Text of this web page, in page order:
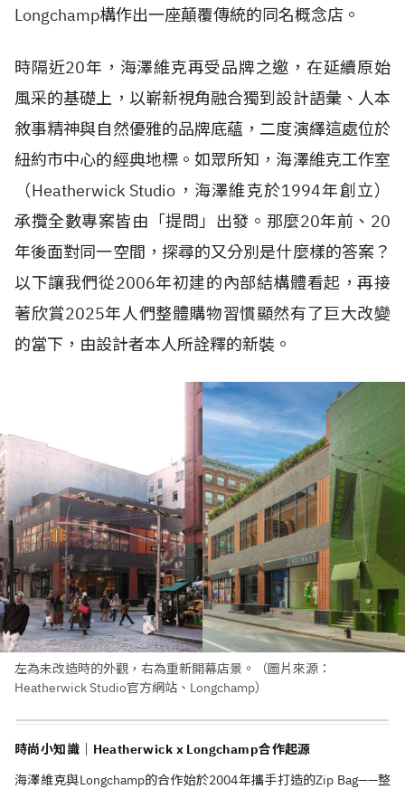
Longchamp構作出一座顛覆傳統的同名概念店。
時隔近20年，海澤維克再受品牌之邀，在延續原始
風采的基礎上，以嶄新視角融合獨到設計語彙、人本
敘事精神與自然優雅的品牌底蘊，二度演繹這處位於
紐約市中心的經典地標。如眾所知，海澤維克工作室
（Heatherwick Studio，海澤維克於1994年創立）
承攬全數專案皆由「提問」出發。那麼20年前、20
年後面對同一空間，探尋的又分別是什麼樣的答案？
以下讓我們從2006年初建的內部結構體看起，再接
著欣賞2025年人們整體購物習慣顯然有了巨大改變
的當下，由設計者本人所詮釋的新裝。
左為未改造時的外觀，右為重新開幕店景。（圖片來源：
Heatherwick Studio官方網站、Longchamp）
時尚小知識｜Heatherwick x Longchamp合作起源
海澤維克與Longchamp的合作始於2004年攜手打造的Zip Bag——整